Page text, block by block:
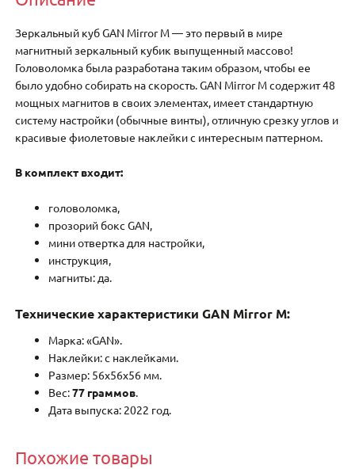
Зеркальный куб GAN Mirror M — это первый в мире
магнитный зеркальный кубик выпущенный массово!
Головоломка была разработана таким образом, чтобы ее
было удобно собирать на скорость. GAN Mirror M содержит 48
мощных магнитов в своих элементах, имеет стандартную
систему настройки (обычные винты), отличную срезку углов и
красивые фиолетовые наклейки с интересным паттерном.
В комплект входит:
головоломка,
прозорий бокс GAN,
мини отвертка для настройки,
инструкция,
магниты: да.
Технические характеристики GAN Mirror M:
Марка: «GAN».
Наклейки: с наклейками.
Размер: 56x56x56 мм.
Вес:77 граммов.
Дата выпуска: 2022 год.
Похожие товары